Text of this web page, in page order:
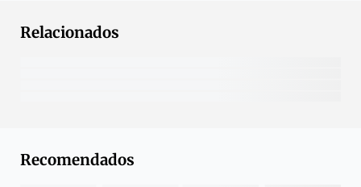
Relacionados
Recomendados